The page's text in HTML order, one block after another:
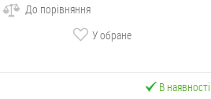
До порівняння
У обране
В наявності